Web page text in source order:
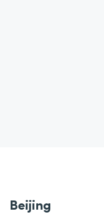
Beijing